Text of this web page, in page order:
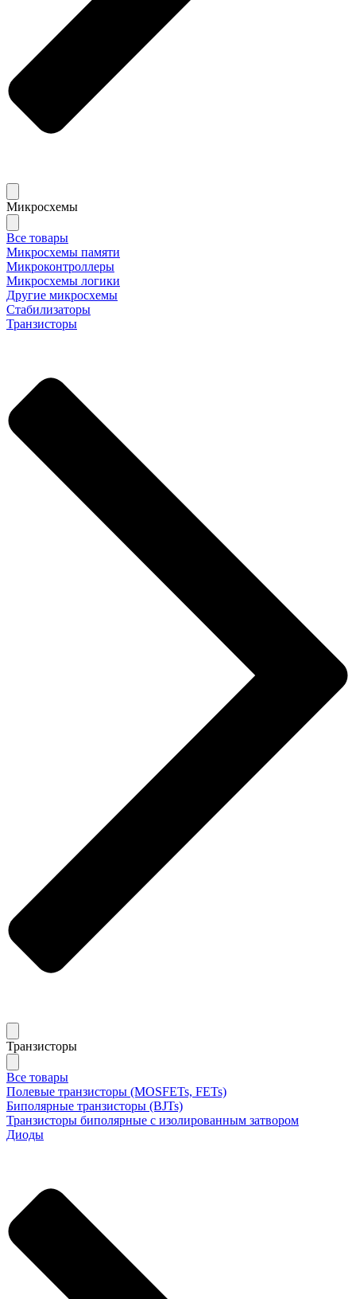
Микросхемы
Все товары
Микросхемы памяти
Микроконтроллеры
Микросхемы логики
Другие микросхемы
Стабилизаторы
Транзисторы
Транзисторы
Все товары
Полевые транзисторы (MOSFETs, FETs)
Биполярные транзисторы (BJTs)
Транзисторы биполярные с изолированным затвором
Диоды